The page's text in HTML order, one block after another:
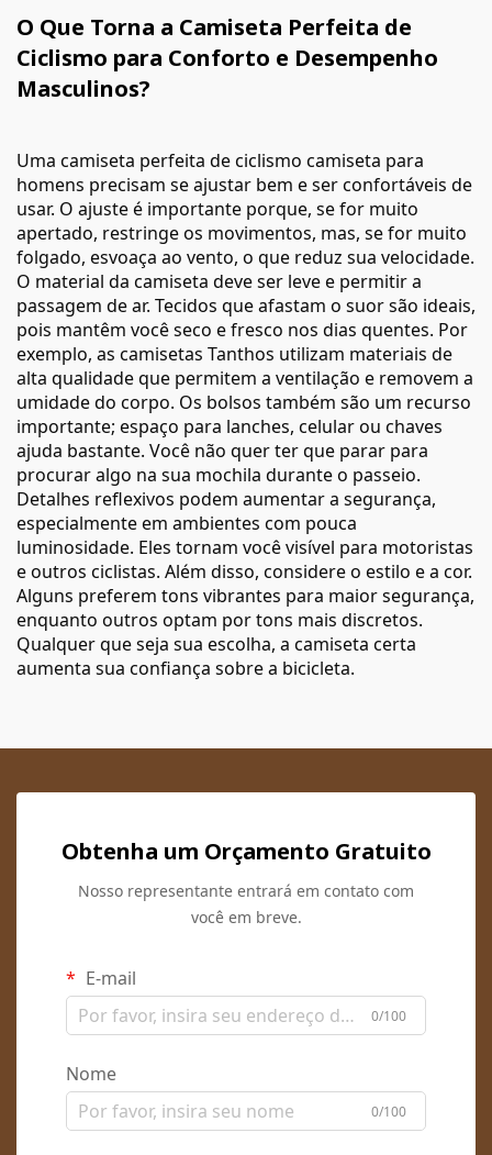
O Que Torna a Camiseta Perfeita de
Ciclismo para Conforto e Desempenho
Masculinos?
Uma camiseta perfeita de ciclismo camiseta para
homens precisam se ajustar bem e ser confortáveis de
usar. O ajuste é importante porque, se for muito
apertado, restringe os movimentos, mas, se for muito
folgado, esvoaça ao vento, o que reduz sua velocidade.
O material da camiseta deve ser leve e permitir a
passagem de ar. Tecidos que afastam o suor são ideais,
pois mantêm você seco e fresco nos dias quentes. Por
exemplo, as camisetas Tanthos utilizam materiais de
alta qualidade que permitem a ventilação e removem a
umidade do corpo. Os bolsos também são um recurso
importante; espaço para lanches, celular ou chaves
ajuda bastante. Você não quer ter que parar para
procurar algo na sua mochila durante o passeio.
Detalhes reflexivos podem aumentar a segurança,
especialmente em ambientes com pouca
luminosidade. Eles tornam você visível para motoristas
e outros ciclistas. Além disso, considere o estilo e a cor.
Alguns preferem tons vibrantes para maior segurança,
enquanto outros optam por tons mais discretos.
Qualquer que seja sua escolha, a camiseta certa
aumenta sua confiança sobre a bicicleta.
Obtenha um Orçamento Gratuito
Nosso representante entrará em contato com
você em breve.
E-mail
0/100
Nome
0/100